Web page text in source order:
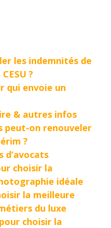
les indemnités de
?
qui envoie un
& autres infos
peut-on renouveler
?
d’avocats
choisir la
idéale
la meilleure
du luxe
choisir la